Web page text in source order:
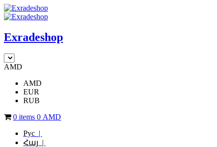
Exradeshop
AMD
AMD
EUR
RUB
0 items 0 AMD
Рус |
Հայ |